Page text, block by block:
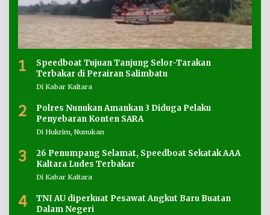
1
Speedboat Tujuan Tanjung Selor-Tarakan
Terbakar di Perairan Salimbatu
Di Kabar Kaltara
2
Polres Nunukan Amankan 3 Diduga Pelaku
Penyebaran Konten SARA
Di Hukrim, Nunukan
3
26 Penumpang Selamat, Speedboat Sekatak AAA
Kaltara Ludes Terbakar
Di Kabar Kaltara
4
TNI AU diperkuat Pesawat Angkut Baru Buatan
Dalam Negeri